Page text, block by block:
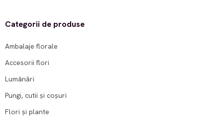
Categorii de produse
Ambalaje florale
Accesorii flori
Lumânări
Pungi, cutii și coșuri
Flori și plante